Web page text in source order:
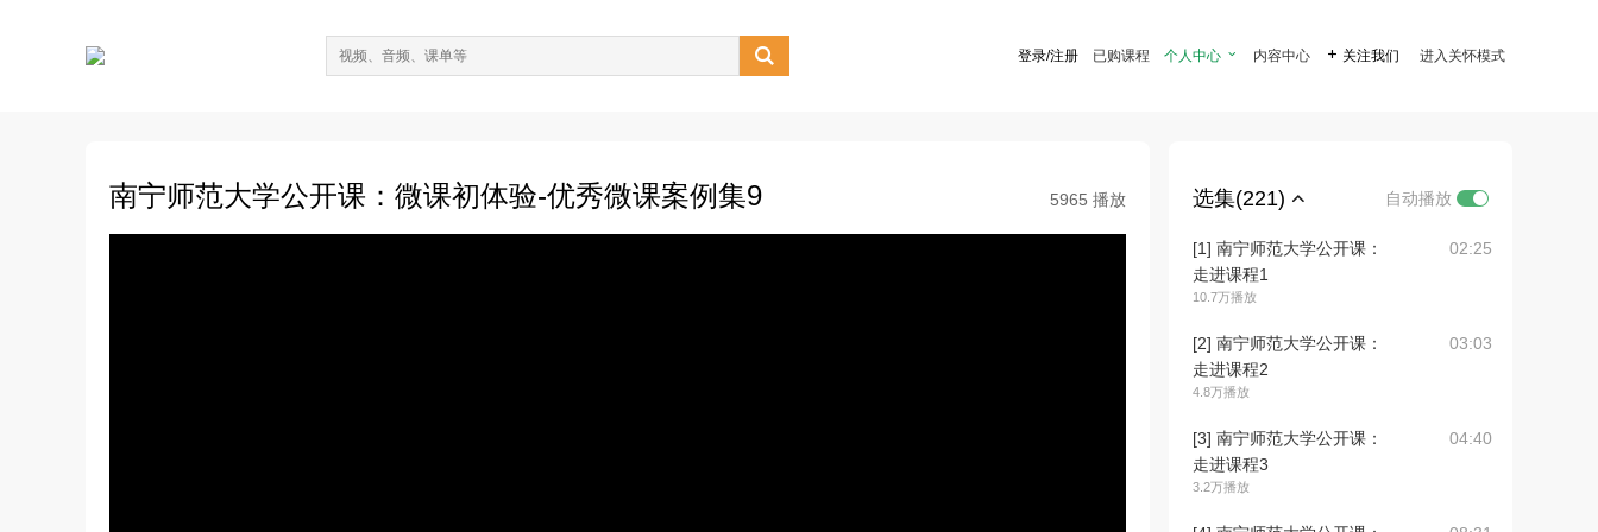
 登录/注册 已购课程 个人中心  内容中心  关注我们 进入关怀模式
南宁师范大学公开课：微课初体验-优秀微课案例集9 5965 播放 选集(221) 自动播放
[1] 南宁师范大学公开课：
走进课程1
10.7万播放
02:25
[2] 南宁师范大学公开课：
走进课程2
4.8万播放
03:03
[3] 南宁师范大学公开课：
走进课程3
3.2万播放
04:40